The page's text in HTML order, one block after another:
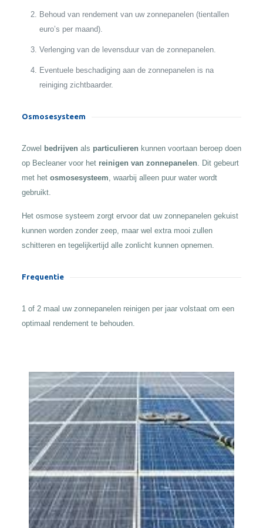
Behoud van rendement van uw zonnepanelen (tientallen
euro’s per maand).
Verlenging van de levensduur van de zonnepanelen.
Eventuele beschadiging aan de zonnepanelen is na
reiniging zichtbaarder.
Osmosesysteem
Zowel bedrijven als particulieren kunnen voortaan beroep doen
op Becleaner voor het reinigen van zonnepanelen. Dit gebeurt
met het osmosesysteem, waarbij alleen puur water wordt
gebruikt.
Het osmose systeem zorgt ervoor dat uw zonnepanelen gekuist
kunnen worden zonder zeep, maar wel extra mooi zullen
schitteren en tegelijkertijd alle zonlicht kunnen opnemen.
Frequentie
1 of 2 maal uw zonnepanelen reinigen per jaar volstaat om een
optimaal rendement te behouden.